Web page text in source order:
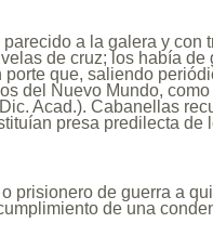
a la galera y con
de cruz; los había de
que, saliendo
del Nuevo Mundo,
Acad.). Cabanellas
presa predilecta de
prisionero de guerra a
de una